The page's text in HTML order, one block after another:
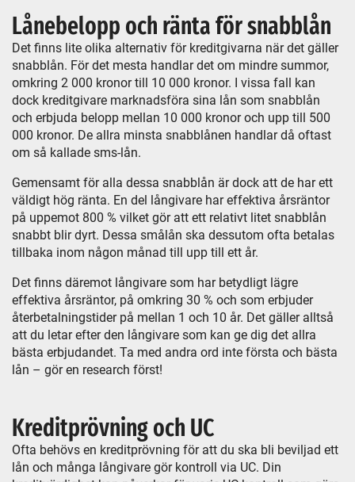
Lånebelopp och ränta för snabblån
Det finns lite olika alternativ för kreditgivarna när det gäller
snabblån. För det mesta handlar det om mindre summor,
omkring 2 000 kronor till 10 000 kronor. I vissa fall kan
dock kreditgivare marknadsföra sina lån som snabblån
och erbjuda belopp mellan 10 000 kronor och upp till 500
000 kronor. De allra minsta snabblånen handlar då oftast
om så kallade sms-lån.
Gemensamt för alla dessa snabblån är dock att de har ett
väldigt hög ränta. En del långivare har effektiva årsräntor
på uppemot 800 % vilket gör att ett relativt litet snabblån
snabbt blir dyrt. Dessa smålån ska dessutom ofta betalas
tillbaka inom någon månad till upp till ett år.
Det finns däremot långivare som har betydligt lägre
effektiva årsräntor, på omkring 30 % och som erbjuder
återbetalningstider på mellan 1 och 10 år. Det gäller alltså
att du letar efter den långivare som kan ge dig det allra
bästa erbjudandet. Ta med andra ord inte första och bästa
lån – gör en research först!
Kreditprövning och UC
Ofta behövs en kreditprövning för att du ska bli beviljad ett
lån och många långivare gör kontroll via UC. Din